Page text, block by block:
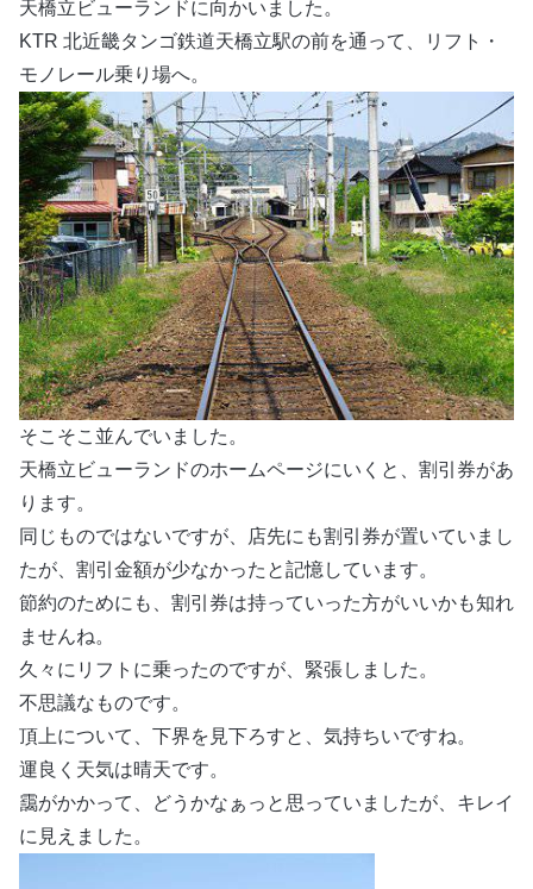
天橋立ビューランドに向かいました。
KTR 北近畿タンゴ鉄道天橋立駅の前を通って、リフト・
モノレール乗り場へ。
そこそこ並んでいました。
天橋立ビューランドのホームページにいくと、割引券があ
ります。
同じものではないですが、店先にも割引券が置いていまし
たが、割引金額が少なかったと記憶しています。
節約のためにも、割引券は持っていった方がいいかも知れ
ませんね。
久々にリフトに乗ったのですが、緊張しました。
不思議なものです。
頂上について、下界を見下ろすと、気持ちいですね。
運良く天気は晴天です。
靄がかかって、どうかなぁっと思っていましたが、キレイ
に見えました。